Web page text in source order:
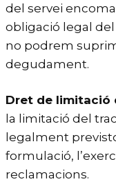
del servei
obligació legal del
no podrem
degudament.
Dret de limitació
la limitació del
legalment
formulació,
reclamacions.